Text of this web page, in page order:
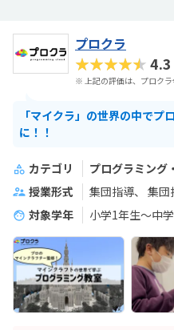
プロクラ
★★★★★4.3
※ 上記の評価は、プロク
「マイクラ」の世界の中で
に！！
カテゴリ プログラミング
授業形式
集団指導
集団
対象学年
小学1年生～中